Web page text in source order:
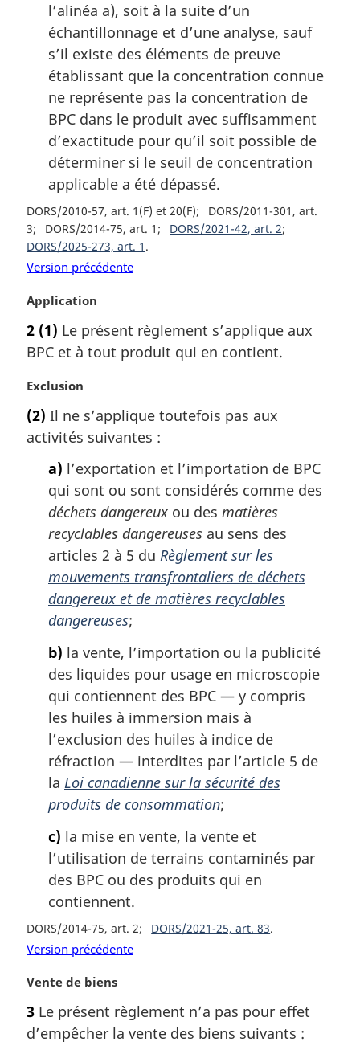
l’alinéa a), soit à la suite d’un
échantillonnage et d’une analyse, sauf
s’il existe des éléments de preuve
établissant que la concentration connue
ne représente pas la concentration de
BPC dans le produit avec suffisamment
d’exactitude pour qu’il soit possible de
déterminer si le seuil de concentration
applicable a été dépassé.
DORS/2010-57, art. 1(F) et 20(F)
DORS/2011-301, art.
3
DORS/2014-75, art. 1
DORS/2021-42, art. 2
DORS/2025-273, art. 1
Version précédente
N
t
e
a
r
g
i
Application
2 (1) Le présent règlement s’applique aux
BPC et à tout produit qui en contient.
N
t
e
Exclusion
(2) Il ne s’applique toutefois pas aux
activités suivantes :
a) l’exportation et l’importation de BPC
qui sont ou sont considérés comme des
déchets dangereux ou des matières
recyclables dangereuses au sens des
articles 2 à 5 du Règlement sur les
mouvements transfrontaliers de déchets
dangereux et de matières recyclables
dangereuses;
b) la vente, l’importation ou la publicité
des liquides pour usage en microscopie
qui contiennent des BPC — y compris
les huiles à immersion mais à
l’exclusion des huiles à indice de
réfraction — interdites par l’article 5 de
la Loi canadienne sur la sécurité des
produits de consommation;
c) la mise en vente, la vente et
l’utilisation de terrains contaminés par
des BPC ou des produits qui en
contiennent.
DORS/2014-75, art. 2 DORS/2021-25, art. 83
Version précédente
N
t
e
Vente de biens
3 Le présent règlement n’a pas pour effet
d’empêcher la vente des biens suivants :